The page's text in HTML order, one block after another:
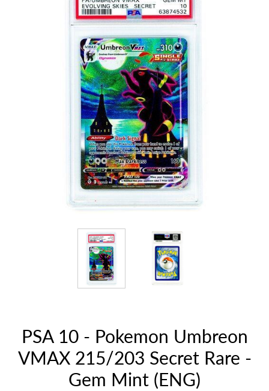
PSA 10 - Pokemon Umbreon
VMAX 215/203 Secret Rare -
Gem Mint (ENG)